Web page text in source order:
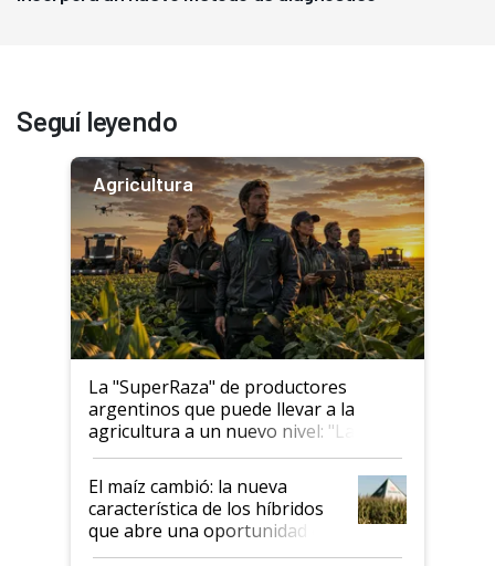
Seguí leyendo
Agricultura
La "SuperRaza" de productores
argentinos que puede llevar a la
agricultura a un nuevo nivel: "Las
posibilidades de crecimiento son
infinitas"
El maíz cambió: la nueva
característica de los híbridos
que abre una oportunidad en
el lote